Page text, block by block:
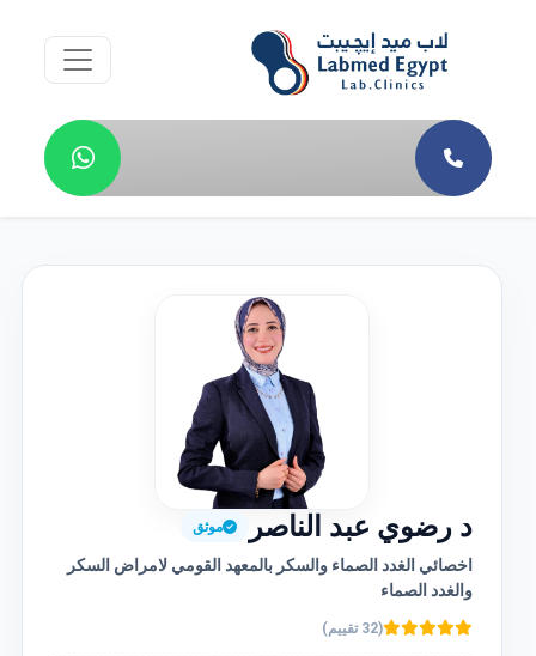
د رضوي عبد الناصر موثق
اخصائي الغدد الصماء والسكر بالمعهد القومي لامراض السكر
والغدد الصماء
(32 تقييم)